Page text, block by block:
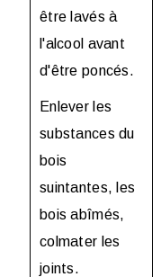
être lavés à
l'alcool avant
d'être poncés.
Enlever les
substances du
bois
suintantes, les
bois abîmés,
colmater les
joints.